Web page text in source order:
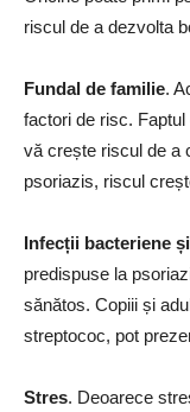
riscul de a dezvolta
Fundal de familie.
factori de risc.
vă crește riscul de a
psoriazis, riscul
Infecții bacteriene
predispuse la
sănătos. Copiii și
streptococ, pot
Stres. Deoarece